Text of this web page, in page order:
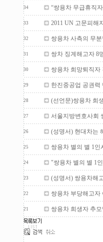
34 “쌍용차 무급휴직
33 2011 UN 고문피해
32 쌍용차 사측의 무
31 쌍차 징계해고자 8
30 쌍용차 희망퇴직자
29 한진중공업 공권
28 (선언문)쌍용차 희
27 서울지방변호사회
26 (성명서) 현대차는
25 쌍용차 별의 별 1
24 "쌍용차 별의 별 1
23 (성명서) 쌍용차해
22 쌍용차 부당해고자
21 쌍용차 희생자 추